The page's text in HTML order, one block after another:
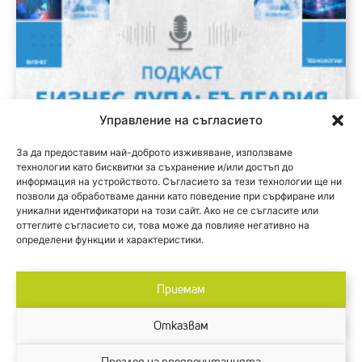
Управление на съгласието
За да предоставим най-доброто изживяване, използваме
технологии като бисквитки за съхранение и/или достъп до
информация на устройството. Съгласието за тези технологии ще ни
позволи да обработваме данни като поведение при сърфиране или
уникални идентификатори на този сайт. Ако не се съгласите или
оттеглите съгласието си, това може да повлияе негативно на
определени функции и характеристики.
Приемам
Отказвам